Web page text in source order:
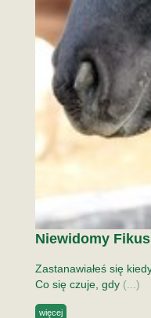
Niewidomy Fikus
Zastanawiałeś się
Co się czuje, gdy (...)
więcej